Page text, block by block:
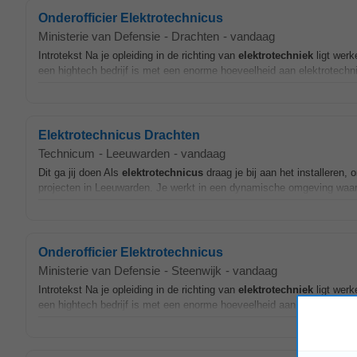
Onderofficier Elektrotechnicus
Ministerie van Defensie - Drachten - vandaag
Introtekst Na je opleiding in de richting van elektrotechniek ligt
een hightech bedrijf is met een enorme hoeveelheid aan
Elektrotechnicus Drachten
Technicum - Leeuwarden - vandaag
Dit ga jij doen Als elektrotechnicus draag je bij aan het installeren,
projecten in Leeuwarden. Je werkt in een dynamische omgeving
Onderofficier Elektrotechnicus
Ministerie van Defensie - Steenwijk - vandaag
Introtekst Na je opleiding in de richting van elektrotechniek ligt
een hightech bedrijf is met een enorme hoeveelheid aan